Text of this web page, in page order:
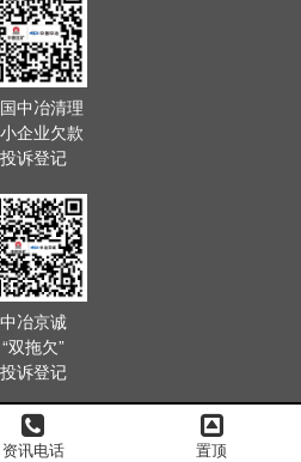
中冶清理
企业欠款
投诉登记
中冶京诚
“双拖欠”
投诉登记
资讯电话 置顶